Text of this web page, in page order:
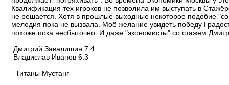
Квалификация тех игроков не позволила им выступать в
не решается. Хотя в прошлые выходные некоторое подобие
мелодия пока не вызвала. Моё желание увидеть победу
похоже пока несбыточно. И даже "экономисты" со стажем
Дмитрий Завалишин 7:4
Владислав Иванов 6:3
Титаны Мустанг